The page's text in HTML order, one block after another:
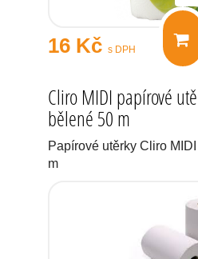
16 Kč s DPH
Cliro MIDI papírové
bělené 50 m
Papírové utěrky Cliro
m